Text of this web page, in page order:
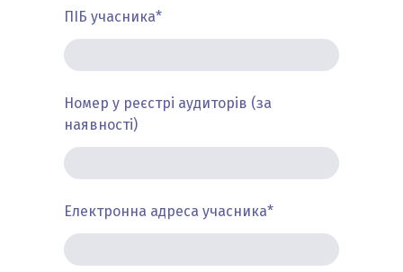
ПІБ учасника*
Номер у реєстрі аудиторів (за
наявності)
Електронна адреса учасника*